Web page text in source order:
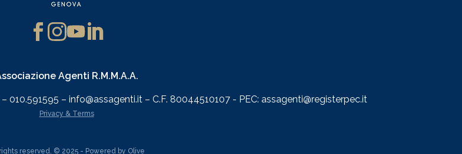
Agenti R.M.M.A.A.
010.591595 – info@assagenti.it – C.F. 80044510107 - PEC: assagenti@registerpec.it
Privacy & Terms
reserved. © 2025 - Powered by Olive